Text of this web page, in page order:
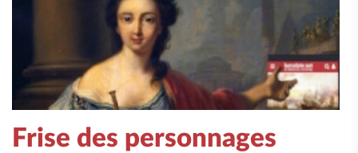
Frise des personnages